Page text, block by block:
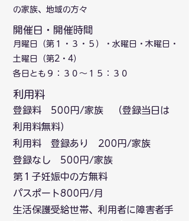
の家族、地域の方々
開催日・開催時間
月曜日（第１・３・５）・水曜日・木曜日・
土曜日（第2・4）
​各日とも９：３０〜１５：３０
利用料
登録料 500円/家族 （登録当日は
利用料無料）
利用料 登録あり 200円/家族
登録なし 500円/家族
第１子妊娠中の方無料
パスポート800円/月
生活保護受給世帯、利用者に障害者手